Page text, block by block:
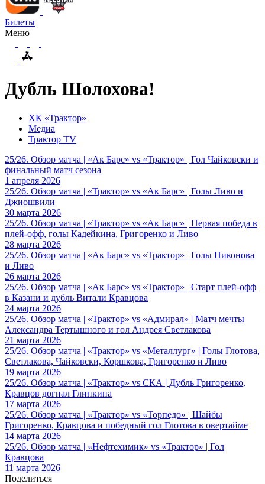
Билеты
Меню
Дубль Шолохова!
ХК «Трактор»
Медиа
Трактор TV
25/26. Обзор матча | «Ак Барс» vs «Трактор» | Гол Чайковски и
финальный матч сезона
1 апреля 2026
25/26. Обзор матча | «Трактор» vs «Ак Барс» | Голы Ливо и
Джиошвили
30 марта 2026
25/26. Обзор матча | «Трактор» vs «Ак Барс» | Первая победа в
плей-офф, голы Кадейкина, Григоренко и Ливо
28 марта 2026
25/26. Обзор матча | «Ак Барс» vs «Трактор» | Голы Никонова
и Ливо
26 марта 2026
25/26. Обзор матча | «Ак Барс» vs «Трактор» | Старт плей-офф
в Казани и дубль Витали Кравцова
24 марта 2026
25/26. Обзор матча | «Трактор» vs «Адмирал» | Матч мечты
Александра Тертышного и гол Андрея Светлакова
21 марта 2026
25/26. Обзор матча | «Трактор» vs «Металлург» | Голы Глотова,
Светлакова, Чайковски, Коршкова, Григоренко и Ливо
19 марта 2026
25/26. Обзор матча | «Трактор» vs СКА | Дубль Григоренко,
Кравцов догнал Глинкина
17 марта 2026
25/26. Обзор матча | «Трактор» vs «Торпедо» | Шайбы
Григоренко, Кравцова и победный гол Глотова в овертайме
14 марта 2026
25/26. Обзор матча | «Нефтехимик» vs «Трактор» | Гол
Кравцова
11 марта 2026
Поделиться